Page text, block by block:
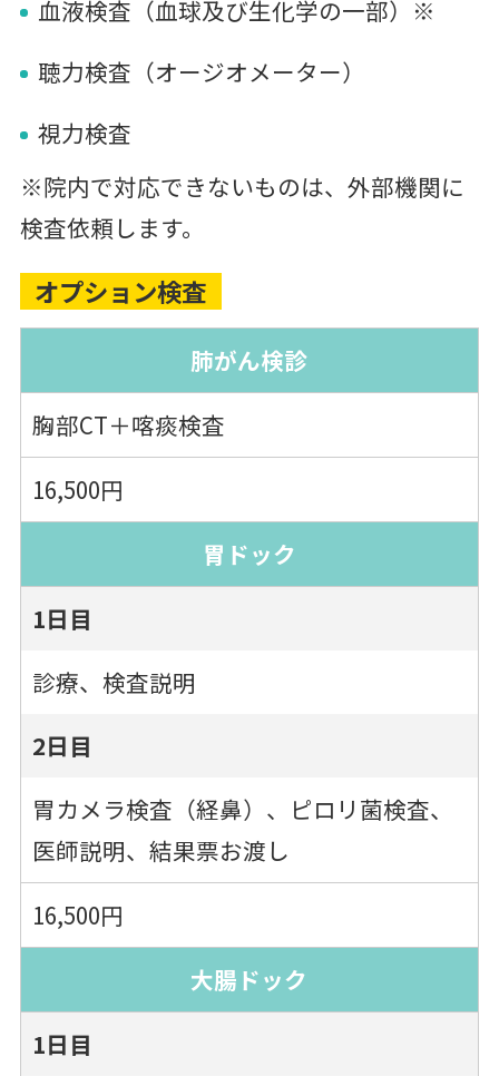
血液検査（血球及び生化学の一部）※
聴力検査（オージオメーター）
視力検査
※院内で対応できないものは、外部機関に
検査依頼します。
オプション検査
肺がん検診
胸部CT＋喀痰検査
16,500円
胃ドック
1日目
診療、検査説明
2日目
胃カメラ検査（経鼻）、ピロリ菌検査、
医師説明、結果票お渡し
16,500円
大腸ドック
1日目